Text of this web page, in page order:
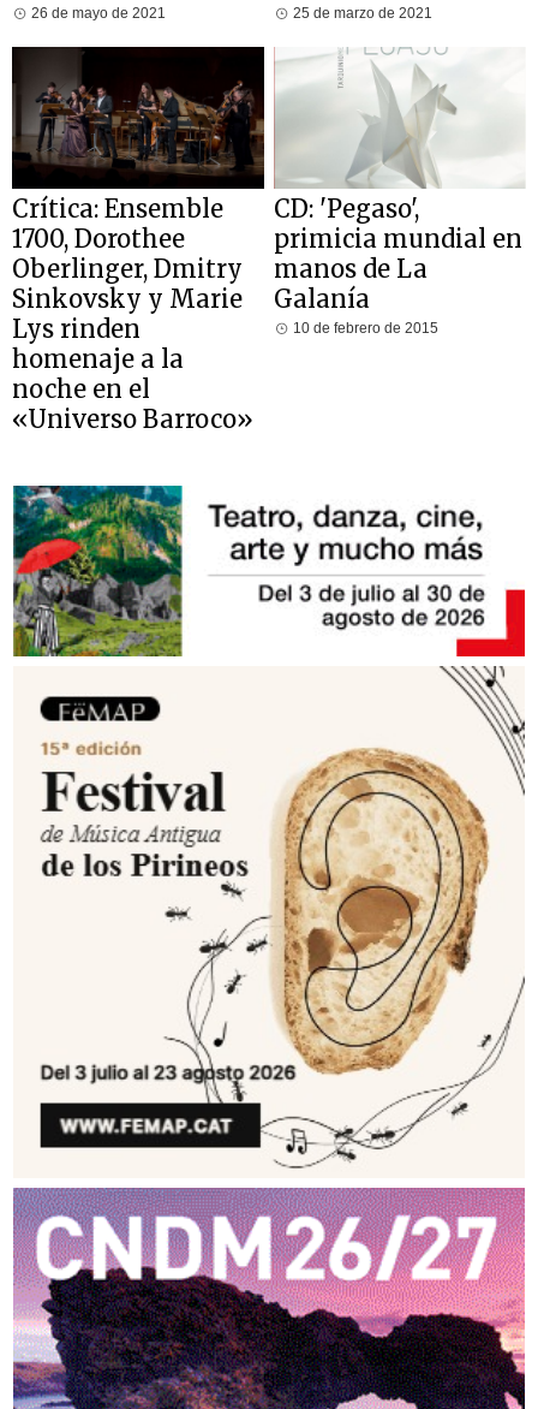
26 de mayo de 2021 25 de marzo de 2021
Crítica: Ensemble
1700, Dorothee
Oberlinger, Dmitry
Sinkovsky y Marie
Lys rinden
homenaje a la
noche en el
«Universo Barroco»
CD: 'Pegaso',
primicia mundial en
manos de La
Galanía
10 de febrero de 2015